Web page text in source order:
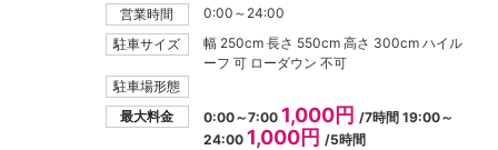
営業時間
0:00～24:00
駐車サイズ
幅 250cm 長さ 550cm 高さ 300cm ハイル
ーフ 可 ローダウン 不可
駐車場形態
最大料金
0:00～7:00 1,000円 /7時間 19:00～
24:00 1,000円 /5時間